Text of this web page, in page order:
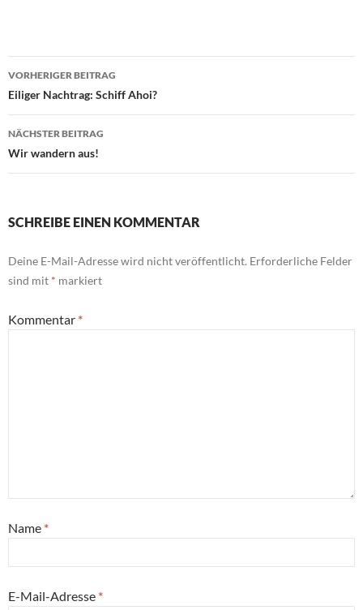
Beitragsnavigation
VORHERIGER BEITRAG
Eiliger Nachtrag: Schiff Ahoi?
NÄCHSTER BEITRAG
Wir wandern aus!
SCHREIBE EINEN KOMMENTAR
Deine E-Mail-Adresse wird nicht veröffentlicht. Erforderliche Felder
sind mit * markiert
Kommentar *
Name *
E-Mail-Adresse *